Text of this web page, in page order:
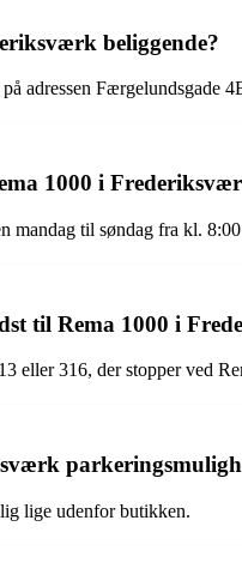
beliggende?
adressen Færgelundsgade
1000 i
mandag til søndag fra kl.
til Rema 1000 i
eller 316, der stopper ved
lige udenfor butikken.